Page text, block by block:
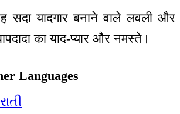
सदा यादगार बनाने वाले लवली और
का याद-प्यार और नमस्ते।
Languages